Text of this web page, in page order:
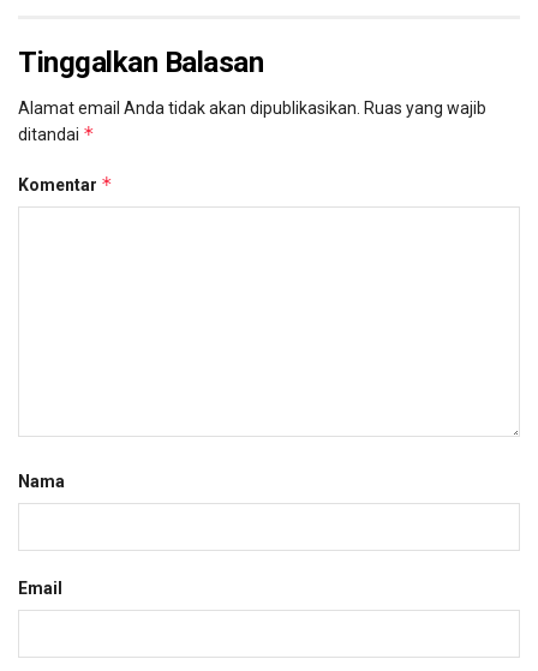
Tinggalkan Balasan
Alamat email Anda tidak akan dipublikasikan. Ruas yang wajib
ditandai *
Komentar *
Nama
Email